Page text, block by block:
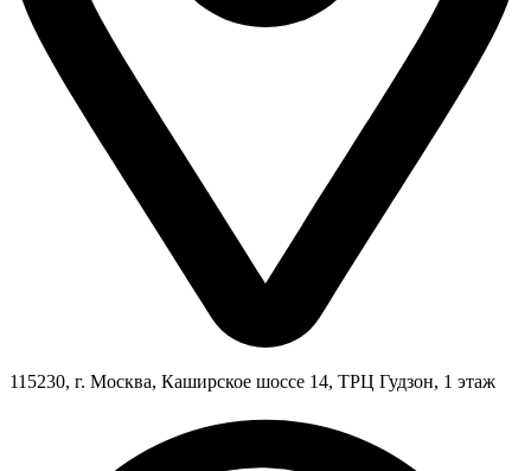
115230, г. Москва, Каширское шоссе 14, ТРЦ Гудзон, 1 этаж